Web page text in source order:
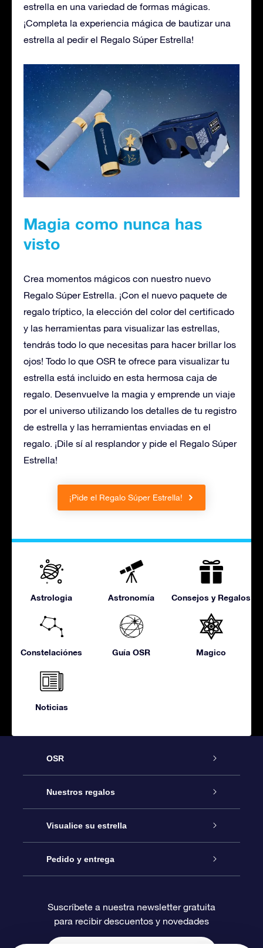
estrella en una variedad de formas mágicas.
¡Completa la experiencia mágica de bautizar una
estrella al pedir el Regalo Súper Estrella!
Magia como nunca has
visto
Crea momentos mágicos con nuestro nuevo
Regalo Súper Estrella. ¡Con el nuevo paquete de
regalo tríptico, la elección del color del certificado
y las herramientas para visualizar las estrellas,
tendrás todo lo que necesitas para hacer brillar los
ojos! Todo lo que OSR te ofrece para visualizar tu
estrella está incluido en esta hermosa caja de
regalo. Desenvuelve la magia y emprende un viaje
por el universo utilizando los detalles de tu registro
de estrella y las herramientas enviadas en el
regalo. ¡Dile sí al resplandor y pide el Regalo Súper
Estrella!
¡Pide el Regalo Súper Estrella!
Astrologia Astronomía Consejos y Regalos
Constelaciónes Guía OSR Magico
Noticias
OSR
Atención
Contáctanos
Blog
Reseñas
Nuestros regalos
Regalo Estrella Online
Paquete de Regalo OSR
Tarjeta de Regalo OSR
Visualice su estrella
Registro estelar
Página de Estrella Personalizada
Pedido y entrega
Información de Pago
Suscríbete a nuestra newsletter gratuita
para recibir descuentos y novedades